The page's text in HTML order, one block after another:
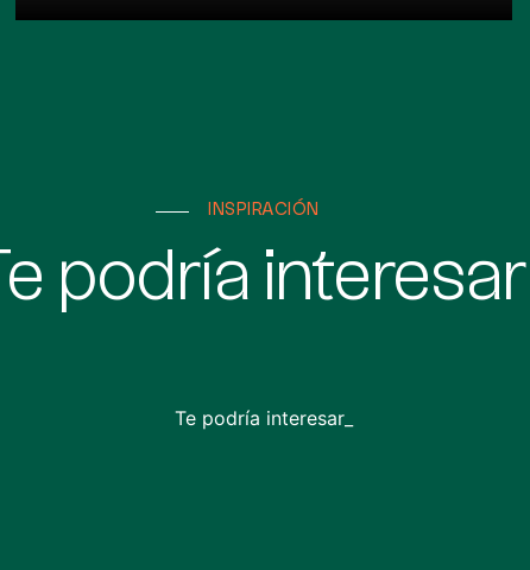
INSPIRACIÓN
podría
Te podría interesar_